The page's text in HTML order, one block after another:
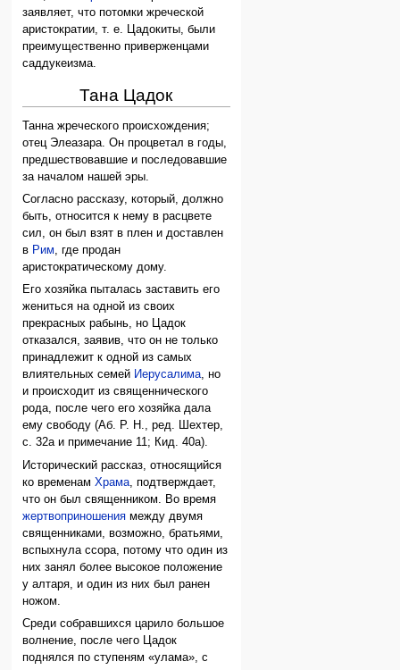
заявляет, что потомки жреческой
аристократии, т. е. Цадокиты, были
преимущественно приверженцами
саддукеизма.
Тана Цадок
Танна жреческого происхождения;
отец Элеазара. Он процветал в годы,
предшествовавшие и последовавшие
за началом нашей эры.
Согласно рассказу, который, должно
быть, относится к нему в расцвете
сил, он был взят в плен и доставлен
в Рим, где продан
аристократическому дому.
Его хозяйка пыталась заставить его
жениться на одной из своих
прекрасных рабынь, но Цадок
отказался, заявив, что он не только
принадлежит к одной из самых
влиятельных семей Иерусалима, но
и происходит из священнического
рода, после чего его хозяйка дала
ему свободу (Аб. Р. Н., ред. Шехтер,
с. 32а и примечание 11; Кид. 40а).
Исторический рассказ, относящийся
ко временамХрама , подтверждает,
что он был священником. Во время
жертвоприношения между двумя
священниками, возможно, братьями,
вспыхнула ссора, потому что один из
них занял более высокое положение
у алтаря, и один из них был ранен
ножом.
Среди собравшихся царило большое
волнение, после чего Цадок
поднялся по ступеням «улама», с